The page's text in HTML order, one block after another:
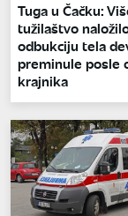
Tuga u Čačku:
tužilaštvo
odbukciju tela
preminule posle
krajnika